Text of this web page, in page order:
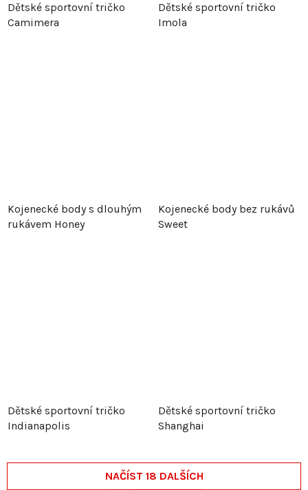
Dětské sportovní tričko
Camimera
Dětské sportovní tričko
Imola
Kojenecké body s dlouhým
rukávem Honey
Kojenecké body bez rukávů
Sweet
Dětské sportovní tričko
Indianapolis
Dětské sportovní tričko
Shanghai
NAČÍST 18 DALŠÍCH